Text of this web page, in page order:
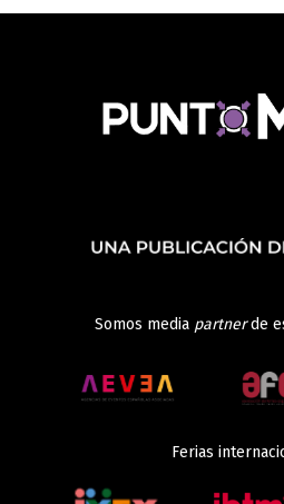
Somos media partnerde
Ferias